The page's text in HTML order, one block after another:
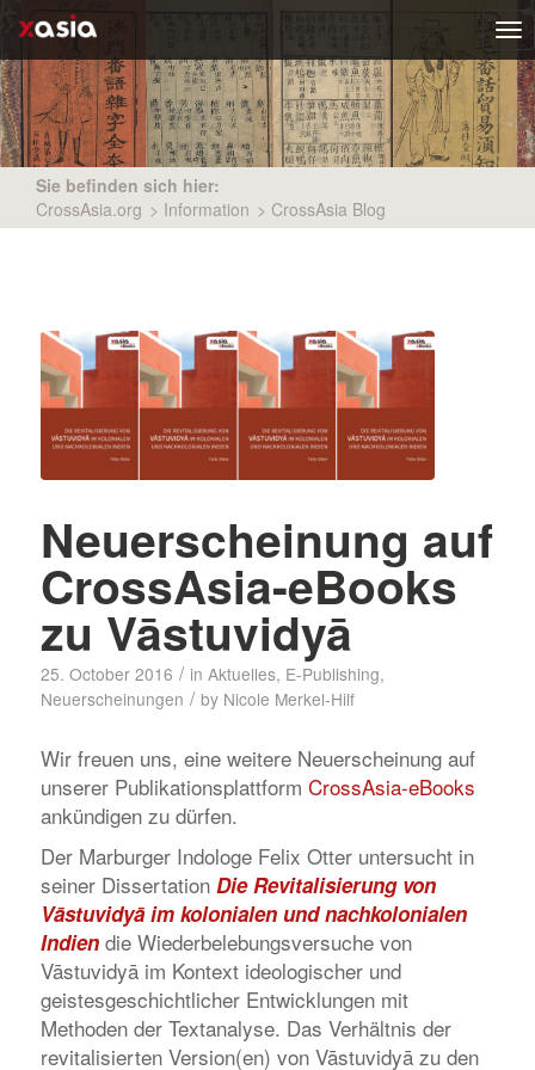
Sie befinden sich hier:
CrossAsia.org > Information > CrossAsia Blog
Neuerscheinung auf
CrossAsia-eBooks
zu Vāstuvidyā
25. October 2016 / in Aktuelles, E-Publishing,
Neuerscheinungen / by Nicole Merkel-Hilf
Wir freuen uns, eine weitere Neuerscheinung auf
unserer Publikationsplattform CrossAsia-eBooks
ankündigen zu dürfen.
Der Marburger Indologe Felix Otter untersucht in
seiner Dissertation Die Revitalisierung von
Vāstuvidyā im kolonialen und nachkolonialen
Indiendie Wiederbelebungsversuche von
Vāstuvidyā im Kontext ideologischer und
geistesgeschichtlicher Entwicklungen mit
Methoden der Textanalyse. Das Verhältnis der
revitalisierten Version(en) von Vāstuvidyā zu den